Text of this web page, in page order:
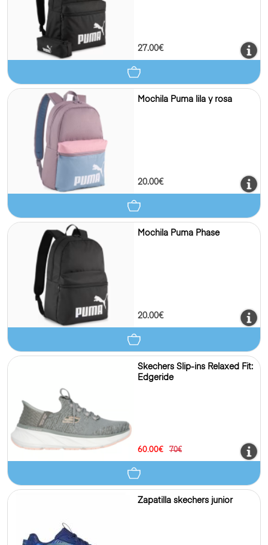
27.00€
Mochila Puma lila y rosa
20.00€
Mochila Puma Phase
20.00€
Skechers Slip-ins Relaxed Fit:
Edgeride
60.00€ 70€
Zapatilla skechers junior